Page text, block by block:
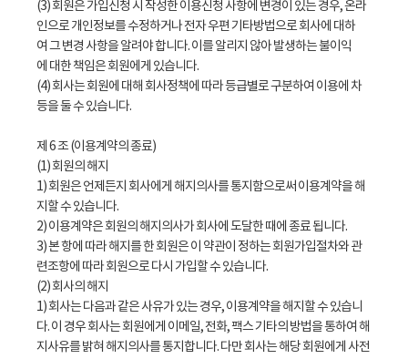
(3) 회원은 가입신청 시 작성한 이용신청 사항에 변경이 있는 경우, 온라
인으로 개인정보를 수정하거나 전자 우편 기타방법으로 회사에 대하
여 그 변경 사항을 알려야 합니다. 이를 알리지 않아 발생하는 불이익
에 대한 책임은 회원에게 있습니다.
(4) 회사는 회원에 대해 회사정책에 따라 등급별로 구분하여 이용에 차
등을 둘 수 있습니다.
제 6 조 (이용계약의 종료)
(1) 회원의 해지
1) 회원은 언제든지 회사에게 해지의사를 통지함으로써 이용계약을 해
지할 수 있습니다.
2) 이용계약은 회원의 해지의사가 회사에 도달한 때에 종료 됩니다.
3) 본 항에 따라 해지를 한 회원은 이 약관이 정하는 회원가입절차와 관
련조항에 따라 회원으로 다시 가입할 수 있습니다.
(2) 회사의 해지
1) 회사는 다음과 같은 사유가 있는 경우, 이용계약을 해지할 수 있습니
다. 이 경우 회사는 회원에게 이메일, 전화, 팩스 기타의 방법을 통하여 해
지사유를 밝혀 해지의사를 통지합니다. 다만 회사는 해당 회원에게 사전